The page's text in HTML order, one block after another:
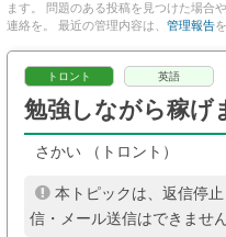
ます。 問題のある投稿を見つけた場合
連絡を。 最近の管理内容は、 管理報告
トロント 英語
勉強しながら稼げ
さかい （トロント）
本トピックは、返信停
信・メール送信はできません